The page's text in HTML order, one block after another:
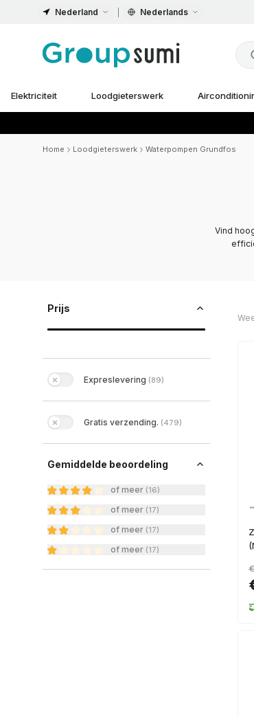
Nederland Nederlands
Elektriciteit Loodgieterswerk
Home Loodgieterswerk Waterpompen Grundfos
Vind
Prijs
Expreslevering (89)
Gratis verzending. (479)
Gemiddelde beoordeling
of meer (16)
of meer (17)
of meer (17)
of meer (17)